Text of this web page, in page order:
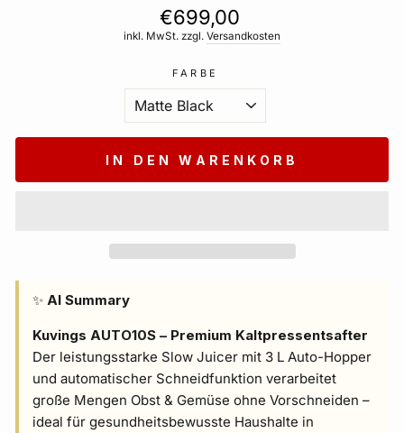
Normaler
Preis
€699,00
inkl. MwSt. zzgl. Versandkosten
FARBE
IN DEN WARENKORB
✨ AI Summary
Kuvings AUTO10S – Premium Kaltpressentsafter
Der leistungsstarke Slow Juicer mit 3 L Auto-Hopper
und automatischer Schneidfunktion verarbeitet
große Mengen Obst & Gemüse ohne Vorschneiden –
ideal für gesundheitsbewusste Haushalte in